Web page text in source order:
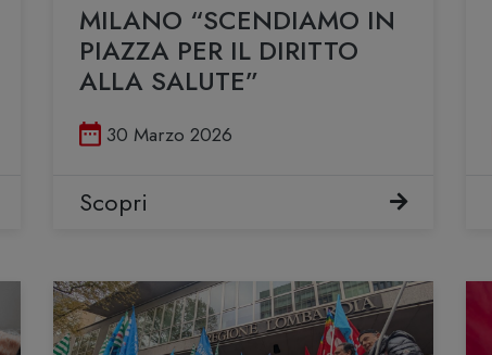
MILANO “SCENDIAMO IN
PIAZZA PER IL DIRITTO
ALLA SALUTE”
Pubblicato il
30 Marzo 2026
Scopri